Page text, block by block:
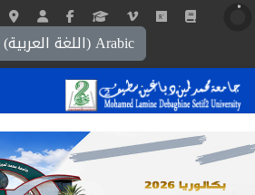
اختر لغتك
Arabic (اللغة العربية)